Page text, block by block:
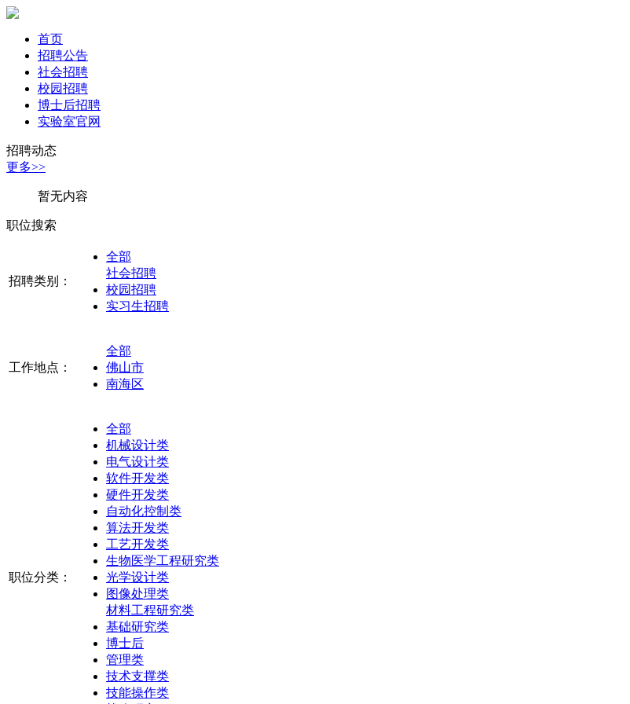
首页
招聘公告
社会招聘
校园招聘
博士后招聘
实验室官网
招聘动态
更多>>
暂无内容
职位搜索
招聘类别：
全部
社会招聘
校园招聘
实习生招聘
工作地点：
全部
佛山市
南海区
职位分类：
全部
机械设计类
电气设计类
软件开发类
硬件开发类
自动化控制类
算法开发类
工艺开发类
生物医学工程研究类
光学设计类
图像处理类
材料工程研究类
基础研究类
博士后
管理类
技术支撑类
技能操作类